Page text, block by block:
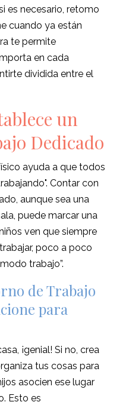
es necesario, retomo
cuando ya están
te permite
en cada
dividida entre el
un
Dedicado
ayuda a que todos
Contar con
aunque sea una
puede marcar una
ven que siempre
poco a poco
trabajo”.
de Trabajo
para
¡genial! Si no, crea
tus cosas para
asocien ese lugar
Esto es